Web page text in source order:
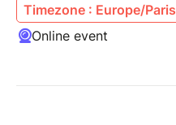
Timezone : Europe/Paris
Online event